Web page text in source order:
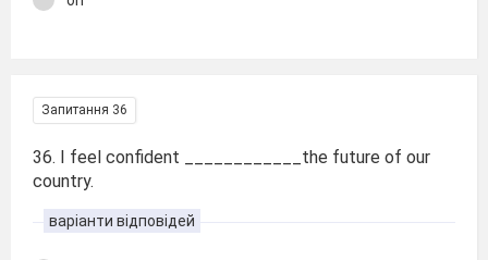
Запитання 36
36. I feel confident ____________the future of our
country.
варіанти відповідей